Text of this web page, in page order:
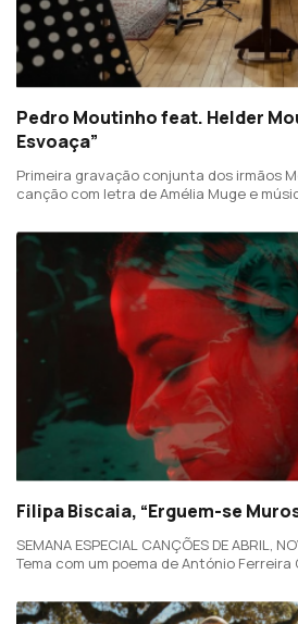
Pedro Moutinho feat. Helder
Esvoaça”
Primeira gravação conjunta dos irmãos
canção com letra de Amélia Muge e
Filipa Biscaia, “Erguem-se
SEMANA ESPECIAL CANÇÕES DE ABRIL,
Tema com um poema de António
para lutarmos pela liberdade.